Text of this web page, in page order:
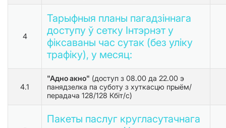
4
Тарыфныя планы пагадзіннага
доступу ў сетку Інтэрнэт у
фіксаваны час сутак (без уліку
трафіку), у месяц:
4.1
"Адно акно" (доступ з 08.00 да 22.00 э
панядзелка па суботу з хуткасцю прыём/
перадача 128/128 Кбіт/с)
Пакеты паслуг кругласутачнага